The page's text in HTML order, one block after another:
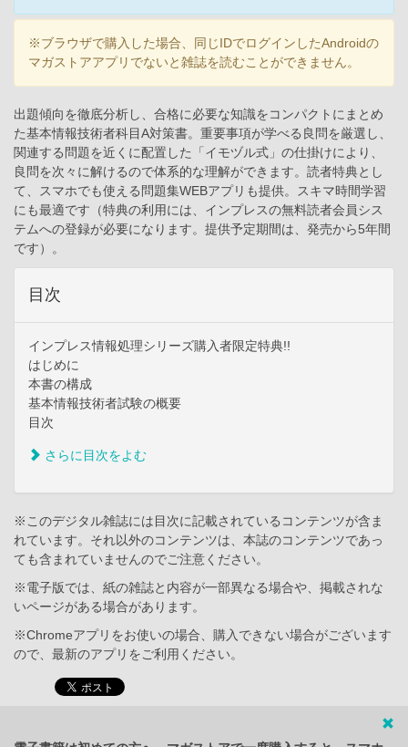
※ブラウザで購入した場合、同じIDでログインしたAndroidの
マガストアアプリでないと雑誌を読むことができません。
出題傾向を徹底分析し、合格に必要な知識をコンパクトにまとめ
た基本情報技術者科目A対策書。重要事項が学べる良問を厳選し、
関連する問題を近くに配置した「イモヅル式」の仕掛けにより、
良問を次々に解けるので体系的な理解ができます。読者特典とし
て、スマホでも使える問題集WEBアプリも提供。スキマ時間学習
にも最適です（特典の利用には、インプレスの無料読者会員シス
テムへの登録が必要になります。提供予定期間は、発売から5年間
です）。
目次
インプレス情報処理シリーズ購入者限定特典!!
はじめに
本書の構成
基本情報技術者試験の概要
目次
さらに目次をよむ
※このデジタル雑誌には目次に記載されているコンテンツが含ま
れています。それ以外のコンテンツは、本誌のコンテンツであっ
ても含まれていませんのでご注意ください。
※電子版では、紙の雑誌と内容が一部異なる場合や、掲載されな
いページがある場合があります。
※Chromeアプリをお使いの場合、購入できない場合がございます
ので、最新のアプリをご利用ください。